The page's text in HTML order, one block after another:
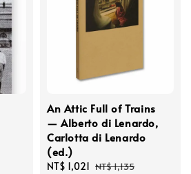
An Attic Full of Trains
— Alberto di Lenardo,
Carlotta di Lenardo
(ed.)
Sale
NT$ 1,021 Regular
NT$ 1,135